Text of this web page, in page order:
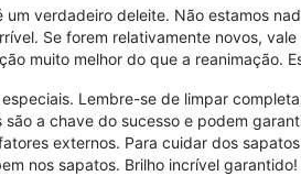
verdadeiro deleite. Não estamos
Se forem relativamente novos,
muito melhor do que a reanimação.
Lembre-se de limpar
a chave do sucesso e podem
externos. Para cuidar dos
nos sapatos. Brilho incrível garantido!